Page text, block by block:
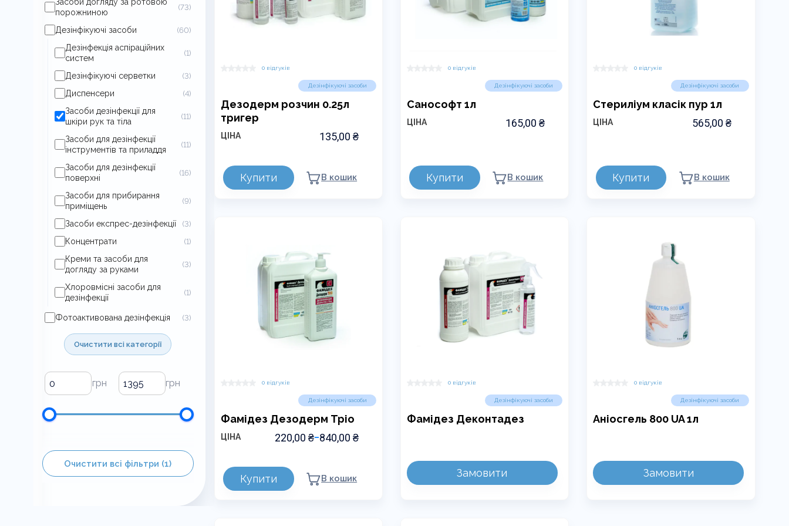
порожниною
(73)
Дезінфікуючі засоби (60)
Дезінфекція аспіраційних
систем
(1)
Дезінфікуючі серветки (3)
Диспенсери (4)
Засоби дезінфекції для
шкіри рук та тіла
(11)
Засоби для дезінфекції
інструментів та приладдя
(11)
Засоби для дезінфекції
поверхні
(16)
Засоби для прибирання
приміщень
(9)
Засоби експрес-дезінфекції (3)
Концентрати (1)
Креми та засоби для
догляду за руками
(3)
Хлоровмісні засоби для
дезінфекції
(1)
Фотоактивована дезінфекція (3)
Очистити всі категорії
Очистити всі фільтри (1)
0 відгуків
Дезодерм розчин 0.25л
тригер
Дезінфікуючі засоби
ЦІНА 135,00 ₴
Купити В кошик
0 відгуків
Санософт 1л
Дезінфікуючі засоби
ЦІНА 165,00₴
Купити В кошик
0 відгуків
Стериліум класік пур 1л
Дезінфікуючі засоби
ЦІНА 565,00 ₴
Купити В кошик
0 відгуків
Фамідез Дезодерм Тріо
Дезінфікуючі засоби
ЦІНА 220,00 ₴–840,00 ₴
ДІАПАЗОН
220,00 ₴
ДО
840,00 ₴
Купити В кошик
Цей
товар
0 відгуків
Фамідез Деконтадез
Дезінфікуючі засоби
Замовити
0 відгуків
Аніосгель 800 UA 1л
Дезінфікуючі засоби
Замовити